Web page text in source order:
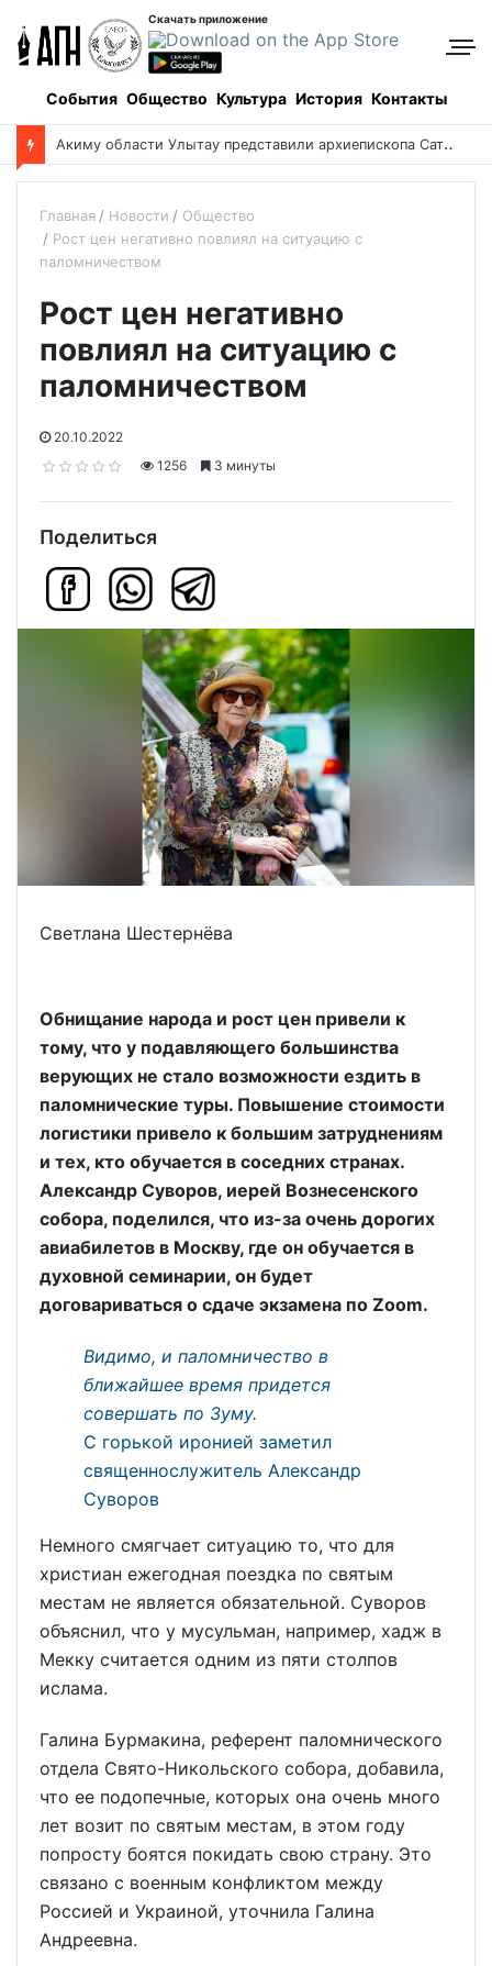
Скачать приложение
События Общество Культура История Контакты
А
киму области Улытау представили архиепископа Сатпаевского
Главная Новости
Общество
Рост цен негативно повлиял на ситуацию с
паломничеством
Рост цен негативно
повлиял на ситуацию с
паломничеством
20.10.2022
1256
3 минуты
Поделиться
Светлана Шестернёва
Обнищание народа и рост цен привели к
тому, что у подавляющего большинства
верующих не стало возможности ездить в
паломнические туры. Повышение стоимости
логистики привело к большим затруднениям
и тех, кто обучается в соседних странах.
Александр Суворов, иерей Вознесенского
собора, поделился, что из-за очень дорогих
авиабилетов в Москву, где он обучается в
духовной семинарии, он будет
договариваться о сдаче экзамена по Zoom.
Видимо, и паломничество в
ближайшее время придется
совершать по Зуму.
С горькой иронией заметил
священнослужитель Александр
Суворов
Немного смягчает ситуацию то, что для
христиан ежегодная поездка по святым
местам не является обязательной. Суворов
объяснил, что у мусульман, например, хадж в
Мекку считается одним из пяти столпов
ислама.
Галина Бурмакина, референт паломнического
отдела Свято-Никольского собора, добавила,
что ее подопечные, которых она очень много
лет возит по святым местам, в этом году
попросту боятся покидать свою страну. Это
связано с военным конфликтом между
Россией и Украиной, уточнила Галина
Андреевна.